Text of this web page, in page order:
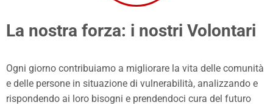
La nostra forza: i nostri Volontari
Ogni giorno contribuiamo a migliorare la vita delle comunità
e delle persone in situazione di vulnerabilità, analizzando e
rispondendo ai loro bisogni e prendendoci cura del futuro